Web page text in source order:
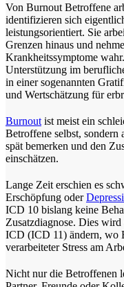
Von Burnout Betroffene
identifizieren sich
leistungsorientiert. Sie
Grenzen hinaus und
Krankheitssymptome
Unterstützung im
in einer sogenannten
und Wertschätzung für
Burnout ist meist ein
Betroffene selbst, sondern
spät bemerken und den
einschätzen.
Lange Zeit erschien es
Erschöpfung oder
ICD 10 bislang keine
Zusatzdiagnose. Dies
ICD (ICD 11) ändern, wo
verarbeiteter Stress am
Nicht nur die Betroffenen